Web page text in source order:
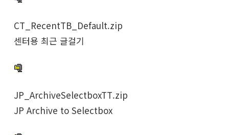
CT_RecentTB_Default.zip
센터용 최근 글걸기
JP_ArchiveSelectboxTT.zip
JP Archive to Selectbox